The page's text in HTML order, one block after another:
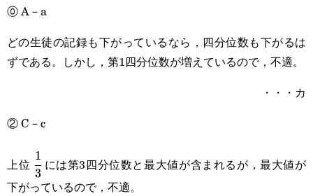
⓪ A－a
どの生徒の記録も下がっているなら，四分位数も下がるは
ずである。しかし，第1四分位数が増えているので，不適。
・・・カ
② C－c
上位 \cfrac{1}
{3}
3
1
には第3四分位数と最大値が含まれるが，最大値が
下がっているので，不適。